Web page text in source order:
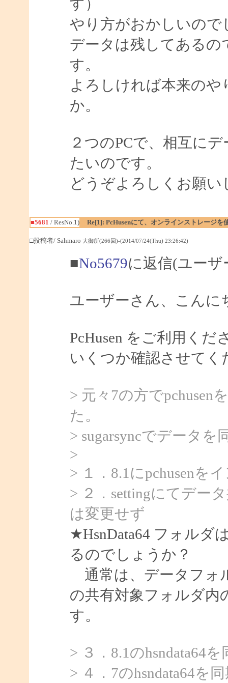
す）
やり方がおかしいので
データは残してあるの
す。
よろしければ本来の
か。
２つのPCで、相互に
たいのです。
どうぞよろしくお願い
■5681 / ResNo.1) Re[1]: PcHusenにて、オンラインストレージを
□投稿者/ Sahmaro 大御所(266回)-(2014/07/24(Thu) 23:26:42)
■No5679に返信(ユー
ユーザーさん、こんに
PcHusen をご利用く
いくつか確認させてく
> 元々7の方でpchusen
た。
> sugarsyncでデータを
>
> １．8.1にpchusenを
> ２．settingにてデー
は変更せず
★HsnData64 フォルダ
るのでしょうか？
通常は、データフォ
の共有対象フォルダ内
す。
> ３．8.1のhsndata64
> ４．7のhsndata64を